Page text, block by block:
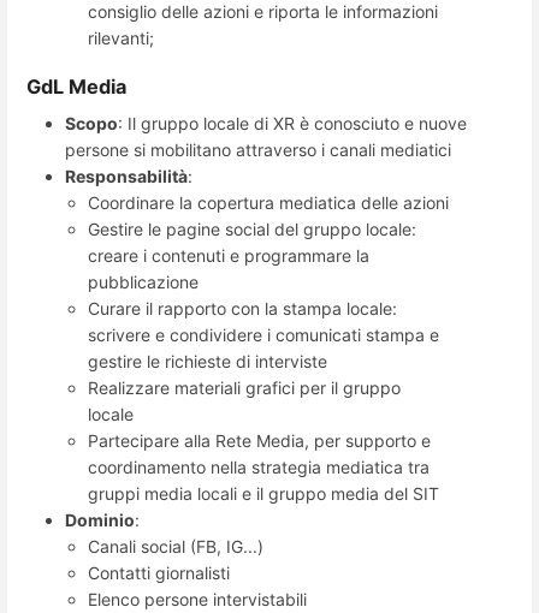
consiglio delle azioni e riporta le informazioni
rilevanti;
GdL Media
Scopo: Il gruppo locale di XR è conosciuto e nuove
persone si mobilitano attraverso i canali mediatici
Responsabilità:
Coordinare la copertura mediatica delle azioni
Gestire le pagine social del gruppo locale:
creare i contenuti e programmare la
pubblicazione
Curare il rapporto con la stampa locale:
scrivere e condividere i comunicati stampa e
gestire le richieste di interviste
Realizzare materiali grafici per il gruppo
locale
Partecipare alla Rete Media, per supporto e
coordinamento nella strategia mediatica tra
gruppi media locali e il gruppo media del SIT
Dominio:
Canali social (FB, IG...)
Contatti giornalisti
Elenco persone intervistabili